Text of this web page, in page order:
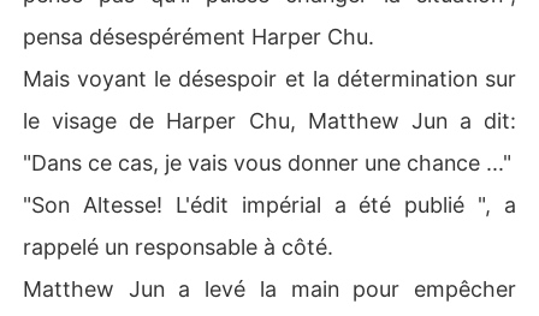
pensa désespérément Harper Chu.
Mais voyant le désespoir et la détermination sur
le visage de Harper Chu, Matthew Jun a dit:
"Dans ce cas, je vais vous donner une chance ..."
"Son Altesse! L'édit impérial a été publié ", a
rappelé un responsable à côté.
Matthew Jun a levé la main pour empêcher